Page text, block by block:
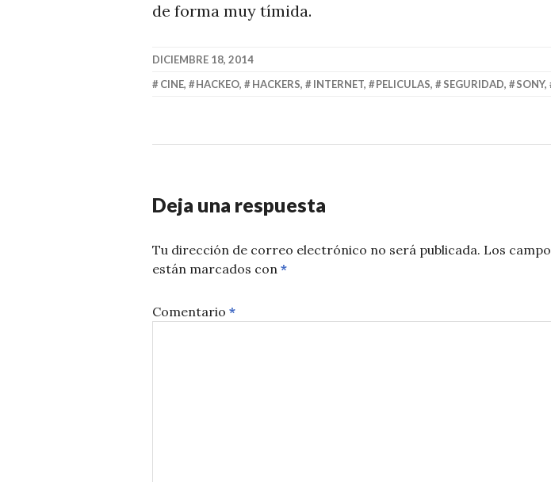
de forma muy tímida.
DICIEMBRE 18, 2014
CINE, HACKEO, HACKERS, INTERNET, PELICULAS, SEGURIDAD, SONY,
Deja una respuesta
Tu dirección de correo electrónico no será publicada. Los
están marcados con *
Comentario *